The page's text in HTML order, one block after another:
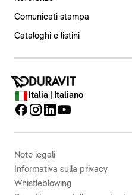
Comunicati stampa
Cataloghi e listini
Italia | Italiano
Note legali
Informativa sulla privacy
Whistleblowing